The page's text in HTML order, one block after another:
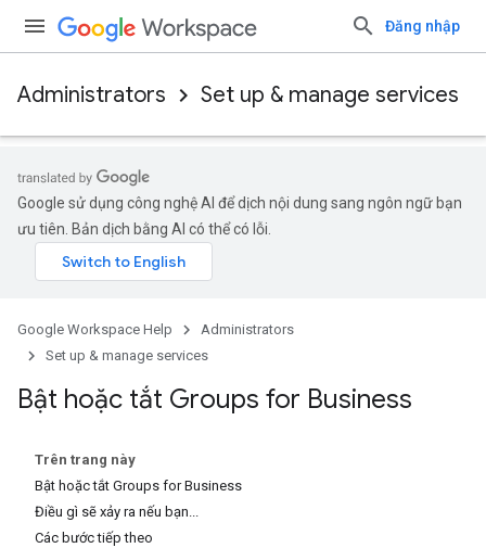
Đăng nhập
Administrators Set up & manage services
Google sử dụng công nghệ AI để dịch nội dung sang ngôn ngữ bạn
ưu tiên. Bản dịch bằng AI có thể có lỗi.
Google Workspace Help
Administrators
Set up & manage services
Bật hoặc tắt Groups for Business
Trên trang này
Bật hoặc tắt Groups for Business
Điều gì sẽ xảy ra nếu bạn...
Các bước tiếp theo